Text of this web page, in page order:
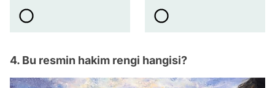
4. Bu resmin hakim rengi hangisi?